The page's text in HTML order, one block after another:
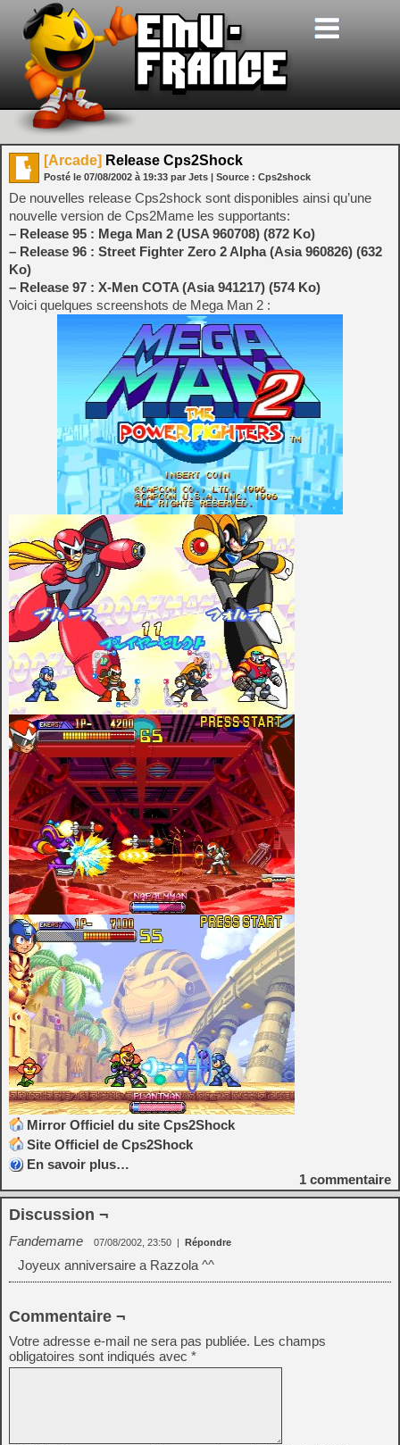
[Arcade] Release Cps2Shock
Posté le 07/08/2002 à 19:33 par Jets | Source : Cps2shock
De nouvelles release Cps2shock sont disponibles ainsi qu’une
nouvelle version de Cps2Mame les supportants:
– Release 95 : Mega Man 2 (USA 960708) (872 Ko)
– Release 96 : Street Fighter Zero 2 Alpha (Asia 960826) (632
Ko)
– Release 97 : X-Men COTA (Asia 941217) (574 Ko)
Voici quelques screenshots de Mega Man 2 :
Mirror Officiel du site Cps2Shock
Site Officiel de Cps2Shock
En savoir plus…
1 commentaire
Discussion ¬
Fandemame 07/08/2002, 23:50 | Répondre
Joyeux anniversaire a Razzola ^^
Commentaire ¬
Votre adresse e-mail ne sera pas publiée. Les champs
obligatoires sont indiqués avec *